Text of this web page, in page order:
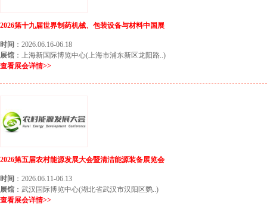
2026第十九届世界制药机械、包装设备与材料中国展
时间 ：2026.06.16-06.18
展馆 ：上海新国际博览中心(上海市浦东新区龙阳路..)
查看展会详情>>
2026第五届农村能源发展大会暨清洁能源装备展览会
时间 ：2026.06.11-06.13
展馆 ：武汉国际博览中心(湖北省武汉市汉阳区鹦..)
查看展会详情>>